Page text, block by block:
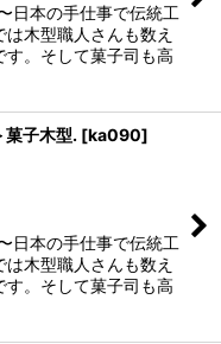
日本の手仕事で伝統工
木型職人さんも数え
す。そして菓子司も高
子木型. [ka090]
日本の手仕事で伝統工
木型職人さんも数え
す。そして菓子司も高